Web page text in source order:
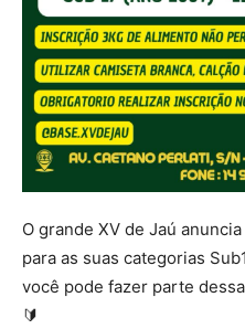
O grande XV de Jaú
para as suas categorias
você pode fazer parte
🔰